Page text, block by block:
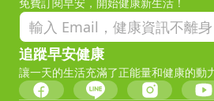
追蹤早安健康
讓一天的生活充滿了正能量和健康的動